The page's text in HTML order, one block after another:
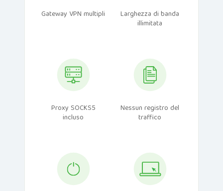
Gateway VPN multipli Larghezza di banda
illimitata
Proxy SOCKS5
incluso
Nessun registro del
traffico